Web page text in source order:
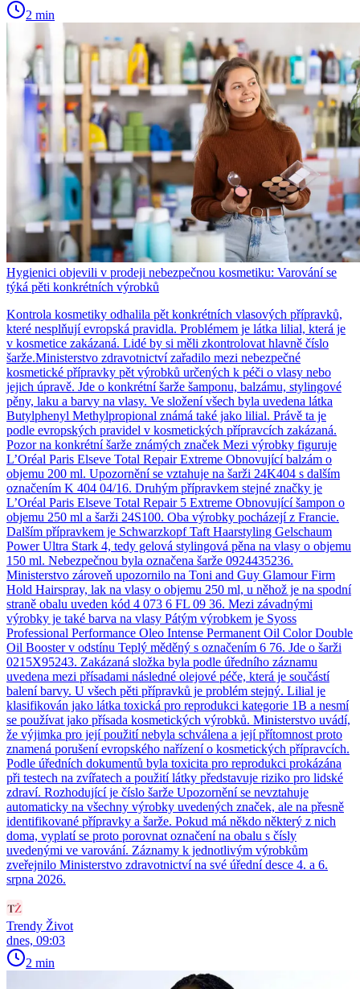
2 min
Hygienici objevili v prodeji nebezpečnou kosmetiku: Varování se
týká pěti konkrétních výrobků
Kontrola kosmetiky odhalila pět konkrétních vlasových přípravků,
které nesplňují evropská pravidla. Problémem je látka lilial, která je
v kosmetice zakázaná. Lidé by si měli zkontrolovat hlavně číslo
šarže.Ministerstvo zdravotnictví zařadilo mezi nebezpečné
kosmetické přípravky pět výrobků určených k péči o vlasy nebo
jejich úpravě. Jde o konkrétní šarže šamponu, balzámu, stylingové
pěny, laku a barvy na vlasy. Ve složení všech byla uvedena látka
Butylphenyl Methylpropional známá také jako lilial. Právě ta je
podle evropských pravidel v kosmetických přípravcích zakázaná.
Pozor na konkrétní šarže známých značek Mezi výrobky figuruje
L’Oréal Paris Elseve Total Repair Extreme Obnovující balzám o
objemu 200 ml. Upozornění se vztahuje na šarži 24K404 s dalším
označením K 404 04/16. Druhým přípravkem stejné značky je
L’Oréal Paris Elseve Total Repair 5 Extreme Obnovující šampon o
objemu 250 ml a šarži 24S100. Oba výrobky pocházejí z Francie.
Dalším přípravkem je Schwarzkopf Taft Haarstyling Gelschaum
Power Ultra Stark 4, tedy gelová stylingová pěna na vlasy o objemu
150 ml. Nebezpečnou byla označena šarže 0924435236.
Ministerstvo zároveň upozornilo na Toni and Guy Glamour Firm
Hold Hairspray, lak na vlasy o objemu 250 ml, u něhož je na spodní
straně obalu uveden kód 4 073 6 FL 09 36. Mezi závadnými
výrobky je také barva na vlasy Pátým výrobkem je Syoss
Professional Performance Oleo Intense Permanent Oil Color Double
Oil Booster v odstínu Teplý měděný s označením 6 76. Jde o šarži
0215X95243. Zakázaná složka byla podle úředního záznamu
uvedena mezi přísadami následné olejové péče, která je součástí
balení barvy. U všech pěti přípravků je problém stejný. Lilial je
klasifikován jako látka toxická pro reprodukci kategorie 1B a nesmí
se používat jako přísada kosmetických výrobků. Ministerstvo uvádí,
že výjimka pro její použití nebyla schválena a její přítomnost proto
znamená porušení evropského nařízení o kosmetických přípravcích.
Podle úředních dokumentů byla toxicita pro reprodukci prokázána
při testech na zvířatech a použití látky představuje riziko pro lidské
zdraví. Rozhodující je číslo šarže Upozornění se nevztahuje
automaticky na všechny výrobky uvedených značek, ale na přesně
identifikované přípravky a šarže. Pokud má někdo některý z nich
doma, vyplatí se proto porovnat označení na obalu s čísly
uvedenými ve varování. Záznamy k jednotlivým výrobkům
zveřejnilo Ministerstvo zdravotnictví na své úřední desce 4. a 6.
srpna 2026.
Trendy Život
dnes, 09:03
2 min